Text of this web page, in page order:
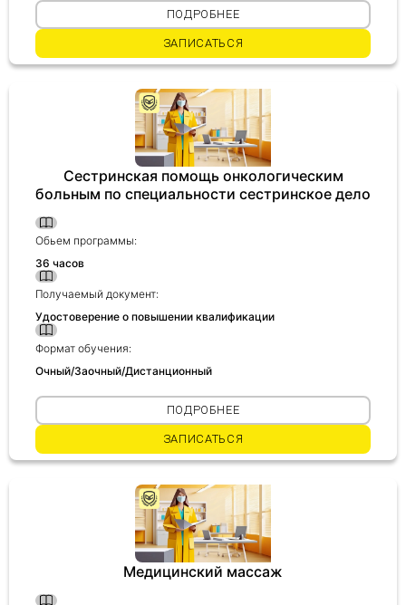
ПОДРОБНЕЕ
ЗАПИСАТЬСЯ
Сестринская помощь онкологическим
больным по специальности сестринское дело
Обьем программы:
36 часов
Получаемый документ:
Удостоверение о повышении квалификации
Формат обучения:
Очный/Заочный/Дистанционный
ПОДРОБНЕЕ
ЗАПИСАТЬСЯ
Медицинский массаж